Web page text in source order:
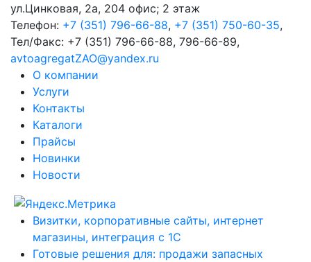
ул.Цинковая, 2а, 204 офис; 2 этаж
Телефон: +7 (351) 796-66-88, +7 (351) 750-60-35,
Тел/Факс: +7 (351) 796-66-88, 796-66-89,
avtoagregatZAO@yandex.ru
О компании
Услуги
Контакты
Каталоги
Прайсы
Новинки
Новости
Визитки, корпоративные сайты, интернет
магазины, интеграция с 1С
Готовые решения для: продажи запасных